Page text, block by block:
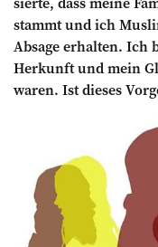
stammt und ich
Absage ­erhalten. Ich
Herkunft und mein
waren. Ist dieses